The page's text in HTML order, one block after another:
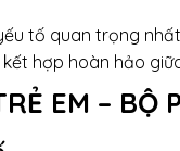
tố quan trọng
hợp hoàn hảo
EM – BỘ